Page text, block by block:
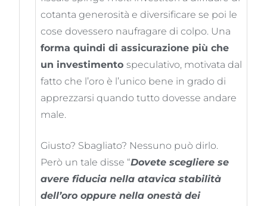
cotanta generosità e diversificare se poi le
cose dovessero naufragare di colpo. Una
forma quindi di assicurazione più che
un investimentospeculativo, motivata dal
fatto che l’oro è l’unico bene in grado di
apprezzarsi quando tutto dovesse andare
male.
Giusto? Sbagliato? Nessuno può dirlo.
Però un tale disse “Dovete scegliere se
avere fiducia nella atavica stabilità
dell’oro oppure nella onestà dei